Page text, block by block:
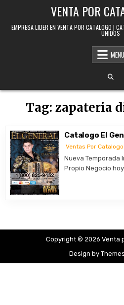
VENTA POR
EMPRESA LIDER EN VENTA POR CATALOGO |
UNIDOS
MENU
Tag: zapateria
Catalogo El
Ventas Por Catalogo
Nueva Temporada
Propio Negocio
Copyright © 2026 Venta
Design by